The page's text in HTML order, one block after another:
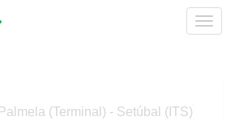
(Terminal) - Setúbal (ITS)